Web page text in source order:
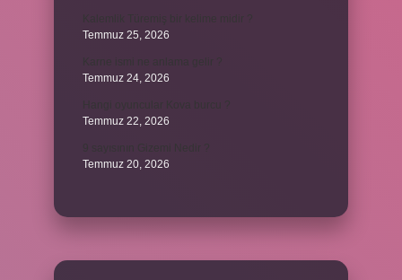
Temmuz 25, 2026
Temmuz 24, 2026
Temmuz 22, 2026
Temmuz 20, 2026